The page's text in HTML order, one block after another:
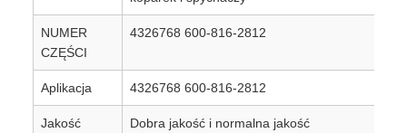
NUMER
CZĘŚCI
4326768 600-816-2812
Aplikacja 4326768 600-816-2812
Jakość Dobra jakość i normalna jakość